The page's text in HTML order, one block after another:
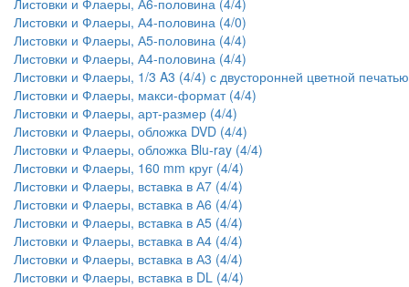
Листовки и Флаеры, А4-половина (4/0)
Листовки и Флаеры, А5-половина (4/4)
Листовки и Флаеры, А4-половина (4/4)
Листовки и Флаеры, 1/3 A3 (4/4) с двусторонней цветной печатью
Листовки и Флаеры, макси-формат (4/4)
Листовки и Флаеры, арт-размер (4/4)
Листовки и Флаеры, обложка DVD (4/4)
Листовки и Флаеры, обложка Blu-ray (4/4)
Листовки и Флаеры, 160 mm круг (4/4)
Листовки и Флаеры, вставка в А7 (4/4)
Листовки и Флаеры, вставка в А6 (4/4)
Листовки и Флаеры, вставка в А5 (4/4)
Листовки и Флаеры, вставка в А4 (4/4)
Листовки и Флаеры, вставка в А3 (4/4)
Листовки и Флаеры, вставка в DL (4/4)